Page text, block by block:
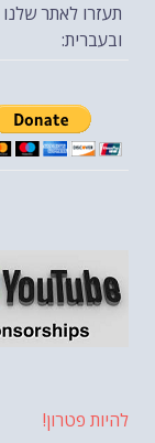
תעזרו לאתר שלנו
ובעברית:
להיות פטרון!